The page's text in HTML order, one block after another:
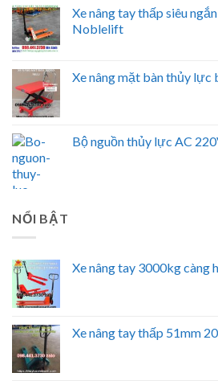
Xe nâng tay thấp siêu
Noblelift
Xe nâng mặt bàn thủy lực
Bộ nguồn thủy lực AC
NỔI BẬT
Xe nâng tay 3000kg càng
Xe nâng tay thấp 51mm